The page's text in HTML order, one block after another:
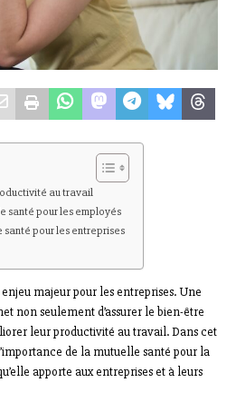
au travail
santé pour les employés
santé pour les entreprises
majeur pour les entreprises. Une
non seulement d’assurer le bien-être
leur productivité au travail. Dans cet
de la mutuelle santé pour la
apporte aux entreprises et à leurs